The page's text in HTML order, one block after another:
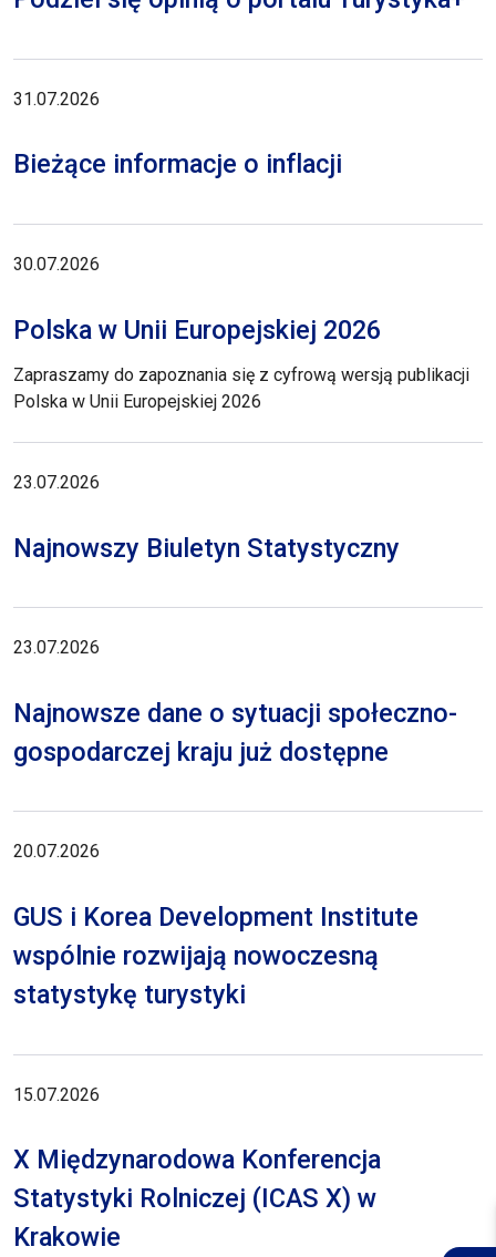
31.07.2026
Bieżące informacje o inflacji
30.07.2026
Polska w Unii Europejskiej 2026
Zapraszamy do zapoznania się z cyfrową wersją publikacji
Polska w Unii Europejskiej 2026
23.07.2026
Najnowszy Biuletyn Statystyczny
23.07.2026
Najnowsze dane o sytuacji społeczno-
gospodarczej kraju już dostępne
20.07.2026
GUS i Korea Development Institute
wspólnie rozwijają nowoczesną
statystykę turystyki
15.07.2026
X Międzynarodowa Konferencja
Statystyki Rolniczej (ICAS X) w
Krakowie